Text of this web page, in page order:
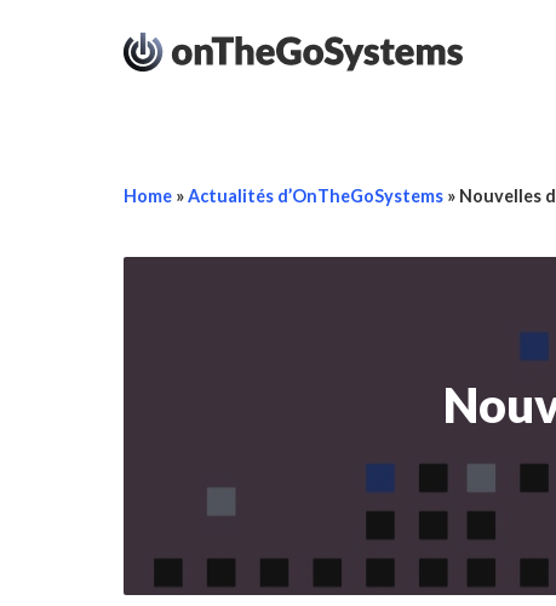
Home »Actualités d’OnTheGoSystems » Nouvelles